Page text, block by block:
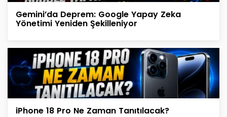
Gemini’da Deprem: Google Yapay Zeka
Yönetimi Yeniden Şekilleniyor
iPhone 18 Pro Ne Zaman Tanıtılacak?